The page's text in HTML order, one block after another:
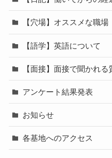
【穴場】オススメな職場
【語学】英語について
【面接】面接で聞かれ
アンケート結果発表
お知らせ
各基地へのアクセス